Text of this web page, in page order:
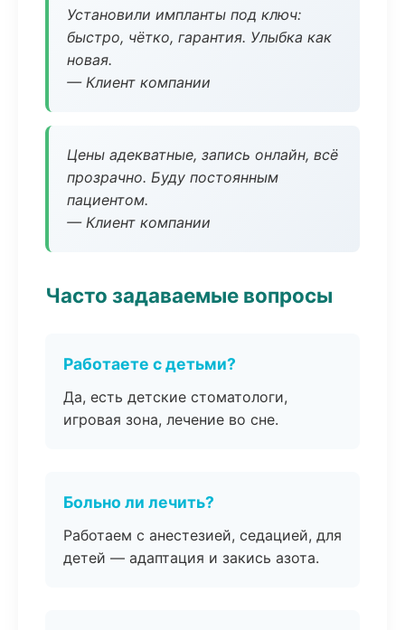
Установили импланты под ключ:
быстро, чётко, гарантия. Улыбка как
новая.
— Клиент компании
Цены адекватные, запись онлайн, всё
прозрачно. Буду постоянным
пациентом.
— Клиент компании
Часто задаваемые вопросы
Работаете с детьми?
Да, есть детские стоматологи,
игровая зона, лечение во сне.
Больно ли лечить?
Работаем с анестезией, седацией, для
детей — адаптация и закись азота.